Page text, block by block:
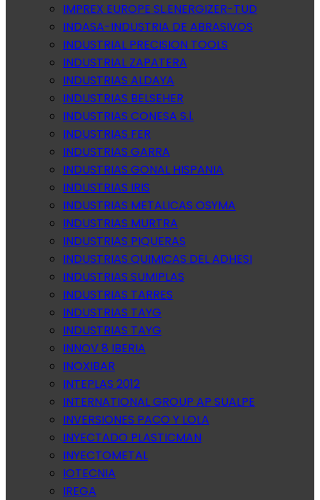
IMPREX EUROPE SL.ENERGIZER-TUD
INDASA-INDUSTRIA DE ABRASIVOS
INDUSTRIAL PRECISION TOOLS
INDUSTRIAL ZAPATERA
INDUSTRIAS ALDAYA
INDUSTRIAS BELSEHER
INDUSTRIAS CONESA S.l.
INDUSTRIAS FER
INDUSTRIAS GARRA
INDUSTRIAS GONAL HISPANIA
INDUSTRIAS IRIS
INDUSTRIAS METALICAS OSYMA
INDUSTRIAS MURTRA
INDUSTRIAS PIQUERAS
INDUSTRIAS QUIMICAS DEL ADHESI
INDUSTRIAS SUMIPLAS
INDUSTRIAS TARRES
INDUSTRIAS TAYG
INDUSTRIAS TAYG
INNOV 8 IBERIA
INOXIBAR
INTEPLAS 2012
INTERNATIONAL GROUP AP SUALPE
INVERSIONES PACO Y LOLA
INYECTADO PLASTICMAN
INYECTOMETAL
IOTECNIA
IREGA